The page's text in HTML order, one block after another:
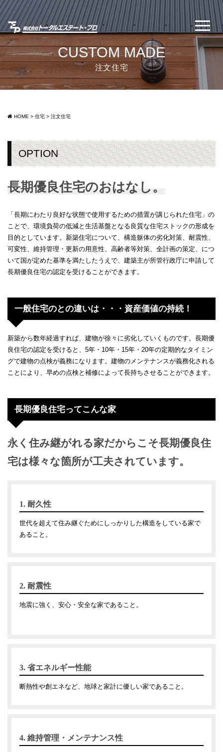
CUSTOM MADE
注文住宅
HOME > 住宅 > 注文住宅
OPTION
長期優良住宅のおはなし。
「長期にわたり良好な状態で使用するための措置が講じられた住宅」の
ことで、環境負荷の低減と生活基盤となる良質な住宅ストックの形成を
目的としています。新築住宅について、構造躯体の劣化対策、耐震性、
可変性、維持管理・更新の用意性、高齢者等対策、全計画の策定、につ
いて国が定めた基準を満たしたうえで、建築主が所管行政庁に申請して
長期優良住宅の認定を受けることができます。
一般住宅のとの違いは・・・資産価値の持続！
新築から数年経過すれば、建物が徐々に劣化していくものです。長期優
良住宅の認定を受けると、5年・10年・15年・20年の定期的なタイミン
グで建物の点検が義務になります。建物のメンテナンスが義務化される
ことにより、早めの点検と補修によって長持ちさせることができます。
長期優良住宅ってこんな家
永く住み継がれる家だからこそ長期優良住
宅は様々な箇所が工夫されています。
1. 耐久性
世代を超えて住み継ぐためにしっかりした構造をしている家で
あること。
2. 耐震性
地震に強く、安心・安全な家であること。
3. 省エネルギー性能
断熱性や創エネなど、地球と家計に優しい家であること。
4. 維持管理・メンテナンス性